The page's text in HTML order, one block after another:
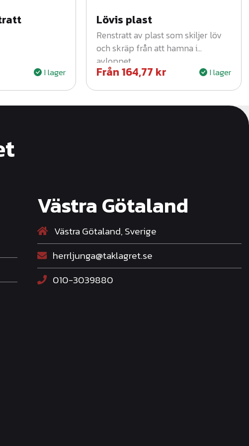
a
l
l
5
1
,
I lager
Lövis plast
Renstratt av plast som skiljer löv
och skräp från att hamna i
avloppet.
Från164,77 kr I lager
Västra Götaland
Västra Götaland, Sverige
herrljunga@taklagret.se
010-3039880